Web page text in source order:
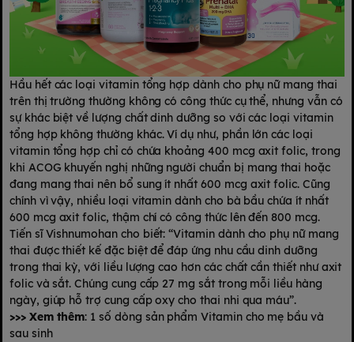
Hầu hết các loại vitamin tổng hợp dành cho phụ nữ mang thai
trên thị trường thường không có công thức cụ thể, nhưng vẫn có
sự khác biệt về lượng chất dinh dưỡng so với các loại vitamin
tổng hợp không thường khác. Ví dụ như, phần lớn các loại
vitamin tổng hợp chỉ có chứa khoảng 400 mcg axit folic, trong
khi ACOG khuyến nghị những người chuẩn bị mang thai hoặc
đang mang thai nên bổ sung ít nhất 600 mcg axit folic. Cũng
chính vì vậy, nhiều loại vitamin dành cho bà bầu chứa ít nhất
600 mcg axit folic, thậm chí có công thức lên đến 800 mcg.
Tiến sĩ Vishnumohan cho biết: “Vitamin dành cho phụ nữ mang
thai được thiết kế đặc biệt để đáp ứng nhu cầu dinh dưỡng
trong thai kỳ, với liều lượng cao hơn các chất cần thiết như axit
folic và sắt. Chúng cung cấp 27 mg sắt trong mỗi liều hàng
ngày, giúp hỗ trợ cung cấp oxy cho thai nhi qua máu”.
>>> Xem thêm: 1 số dòng sản phẩm Vitamin cho mẹ bầu và
sau sinh